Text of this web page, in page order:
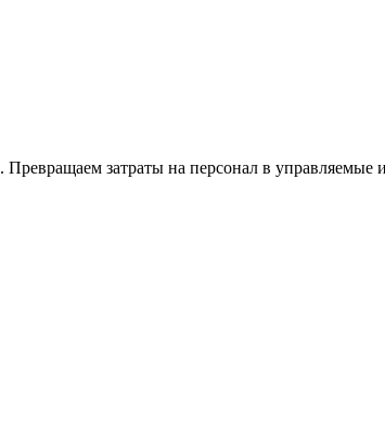
затраты на персонал в управляемые